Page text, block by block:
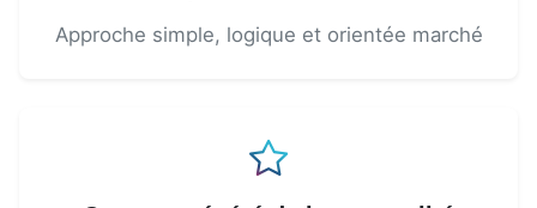
Approche simple, logique et orientée marché